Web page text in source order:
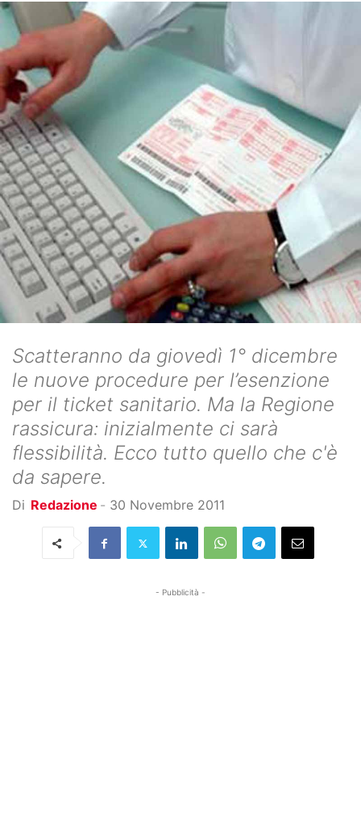
Scatteranno da giovedì 1° dicembre
le nuove procedure per l’esenzione
per il ticket sanitario. Ma la Regione
rassicura: inizialmente ci sarà
flessibilità. Ecco tutto quello che c'è
da sapere.
Di Redazione - 30 Novembre 2011
- Pubblicità -